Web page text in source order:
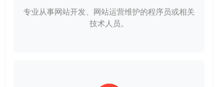
专业从事网站开发、网站运营维护的程序员或相关
技术人员。